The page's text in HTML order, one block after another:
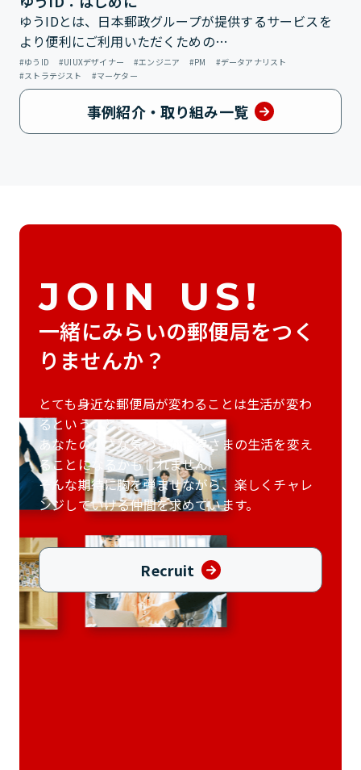
ゆうIDとは、日本郵政グループが提供するサービスを
より便利にご利用いただくための…
ゆうID UIUXデザイナー エンジニア PM
データアナリスト
ストラテジスト
マーケター
事例紹介・取り組み一覧
JOIN US!
一緒にみらいの郵便局をつく
りませんか？
とても身近な郵便局が変わることは生活が変わ
るということ。
あなたの小さな気づきがお客さまの生活を変え
ることになるかもしれません。
そんな期待に胸を弾ませながら、 楽しくチャレ
ンジしていける仲間を求めています。
Recruit